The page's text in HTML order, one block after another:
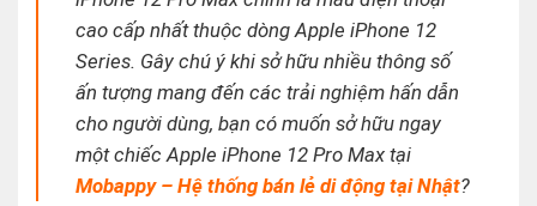
cao cấp nhất thuộc dòng Apple iPhone 12
Series. Gây chú ý khi sở hữu nhiều thông số
ấn tượng mang đến các trải nghiệm hấn dẫn
cho người dùng, bạn có muốn sở hữu ngay
một chiếc Apple iPhone 12 Pro Max tại
Mobappy – Hệ thống bán lẻ di động tại Nhật?